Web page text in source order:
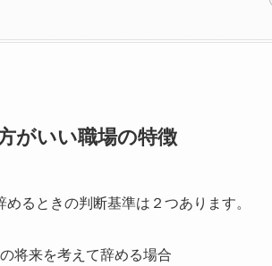
がいい職場の特徴
めるときの判断基準は２つあります。
将来を考えて辞める場合